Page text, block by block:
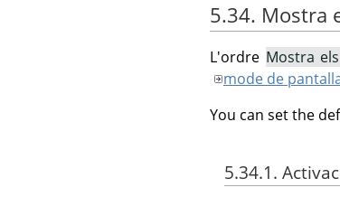
5.34. Mostra
L'ordre Mostra
mode de
You can set the
5.34.1.